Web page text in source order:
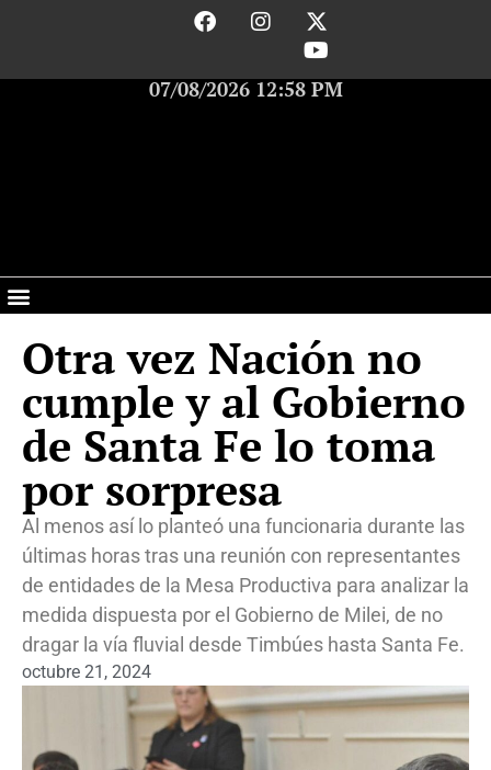
07/08/2026 12:58 PM
Otra vez Nación no
cumple y al Gobierno
de Santa Fe lo toma
por sorpresa
Al menos así lo planteó una funcionaria durante las
últimas horas tras una reunión con representantes
de entidades de la Mesa Productiva para analizar la
medida dispuesta por el Gobierno de Milei, de no
dragar la vía fluvial desde Timbúes hasta Santa Fe.
octubre 21, 2024